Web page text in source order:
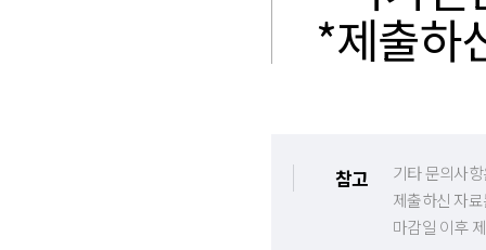
*제출하
참고
기타 문의사
제출하신 자
마감일 이후